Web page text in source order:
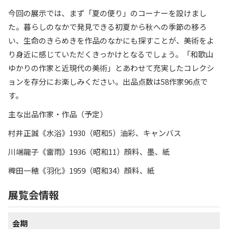
今回の展示では、まず「夏の便り」のコーナーを設けまし
た。暮らしのなかで発見できる初夏から秋への季節の移ろ
い、生命のきらめきを作品のなかにも探すことが、美術をよ
り身近に感じていただくきっかけとなるでしょう。「和歌山
ゆかりの作家と近現代の美術」とあわせて充実したコレクシ
ョンを存分にお楽しみください。出品点数は58作家96点で
す。
主な出品作家・作品（予定）
村井正誠《水浴》1930（昭和5）油彩、キャンバス
川端龍子《雷雨》1936（昭和11）顔料、墨、紙
稗田一穂《羽化》1959（昭和34）顔料、紙
展覧会情報
会期